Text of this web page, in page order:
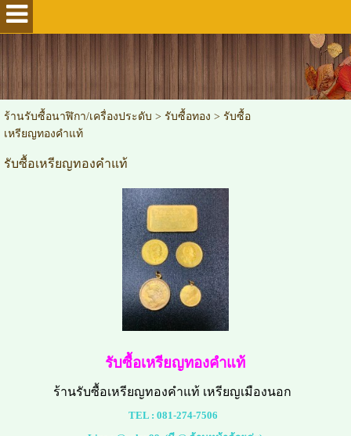
ร้านรับซื้อนาฬิกา/เครื่องประดับ > รับซื้อทอง > รับซื้อ
เหรียญทองคำแท้
รับซื้อเหรียญทองคำแท้
รับซื้อเหรียญทองคำแท้
ร้านรับซื้อเหรียญทองคำแท้ เหรียญเมืองนอก
TEL : 081-274-7506